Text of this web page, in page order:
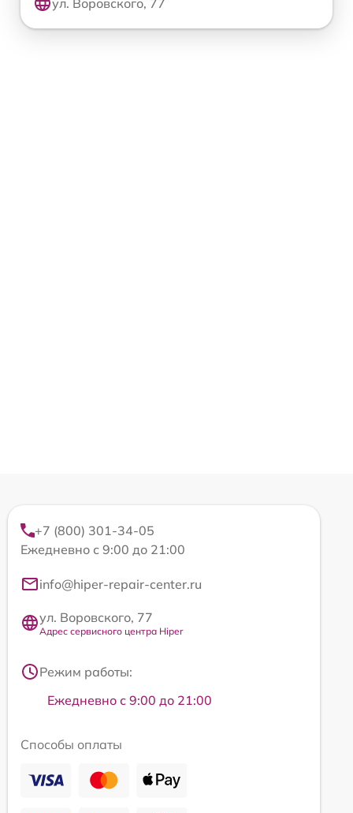
+7 (800) 301-34-05
Ежедневно с 9:00 до 21:00
info@hiper-repair-center.ru
ул. Воровского, 77
Адрес сервисного центра Hiper
Режим работы:
Ежедневно с 9:00 до 21:00
Способы оплаты